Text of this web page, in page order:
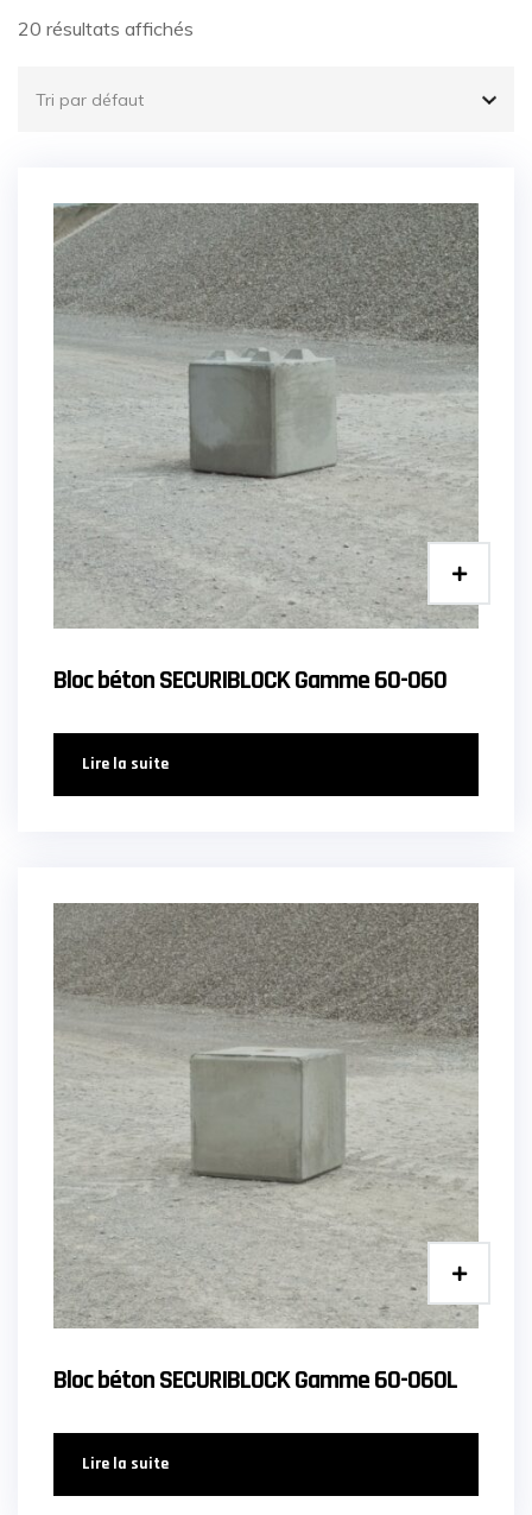
20 résultats affichés
Bloc béton SECURIBLOCK Gamme 60-060
Lire la suite
Bloc béton SECURIBLOCK Gamme 60-060L
Lire la suite